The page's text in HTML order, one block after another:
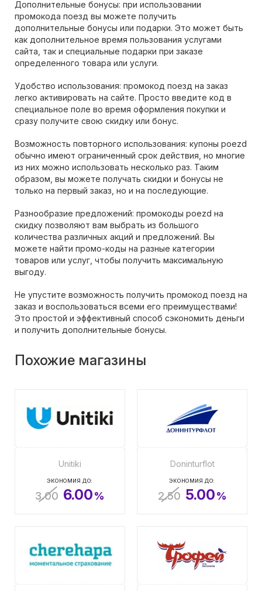
Дополнительные бонусы: при использовании
промокода поезд вы можете получить
дополнительные бонусы или подарки. Это может быть
как дополнительное время пользования услугами
сайта, так и специальные подарки при заказе
определенного товара или услуги.
Удобство использования: промокод поезд на заказ
легко активировать на сайте. Просто введите код в
специальное поле во время оформления покупки и
сразу получите свою скидку или бонус.
Возможность повторного использования: купоны poezd
обычно имеют ограниченный срок действия, но многие
из них можно использовать несколько раз. Таким
образом, вы можете получать скидки и бонусы не
только на первый заказ, но и на последующие.
Разнообразие предложений: промокоды poezd на
скидку позволяют вам выбрать из большого
количества различных акций и предложений. Вы
можете найти промо-коды на разные категории
товаров или услуг, чтобы получить максимальную
выгоду.
Не упустите возможность получить промокод поезд на
заказ и воспользоваться всеми его преимуществами!
Это простой и эффективный способ сэкономить деньги
и получить дополнительные бонусы.
Похожие магазины
Unitiki
ЭКОНОМИЯ ДО:
3.00 6.00%
Doninturflot
ЭКОНОМИЯ ДО:
2.50 5.00%